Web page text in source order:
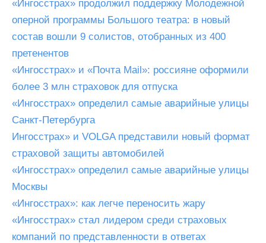
«Ингосстрах» продолжил поддержку Молодежной
оперной программы Большого театра: в новый
состав вошли 9 солистов, отобранных из 400
претенентов
«Ингосстрах» и «Почта Mail»: россияне оформили
более 3 млн страховок для отпуска
«Ингосстрах» определил самые аварийные улицы
Санкт-Петербурга
Ингосстрах» и VOLGA представили новый формат
страховой защиты автомобилей
«Ингосстрах» определил самые аварийные улицы
Москвы
«Ингосстрах»: как легче переносить жару
«Ингосстрах» стал лидером среди страховых
компаний по представленности в ответах